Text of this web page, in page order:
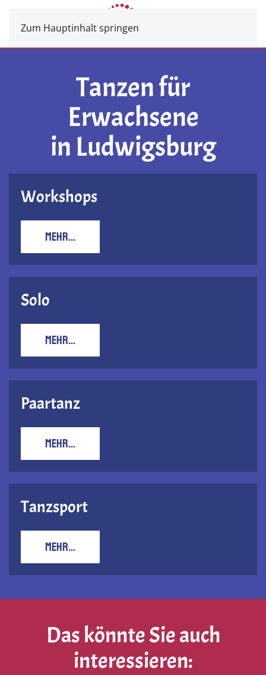
Zum Hauptinhalt springen
Tanzen für
Erwachsene
in Ludwigsburg
Workshops
MEHR...
Solo
MEHR...
Paartanz
MEHR...
Tanzsport
MEHR...
Das könnte Sie auch
interessieren: